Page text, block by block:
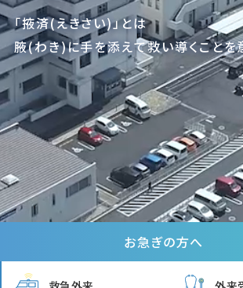
「掖済(えきさい)」とは
腋(わき)に手を添えて救い導くことを
お急ぎの方へ